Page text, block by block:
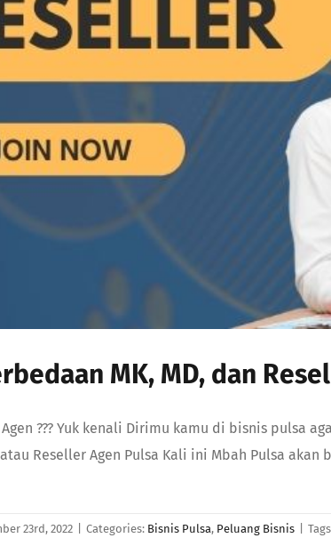
MK, MD, dan
Agen ??? Yuk kenali Dirimu kamu di bisnis
atau Reseller Agen Pulsa Kali ini Mbah Pulsa
23rd, 2022 Categories: Bisnis Pulsa, Peluang Bisnis